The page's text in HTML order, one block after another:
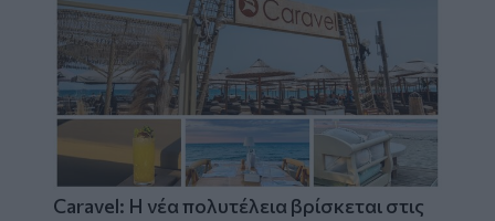
Caravel: Η νέα πολυτέλεια βρίσκεται στις